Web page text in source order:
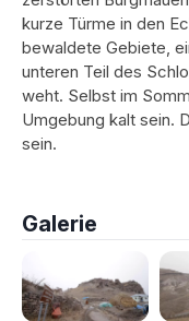
kurze Türme in den
bewaldete Gebiete,
unteren Teil des
weht. Selbst im
Umgebung kalt sein.
sein.
Galerie